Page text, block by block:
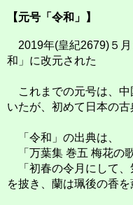
【元号「令和」】
2019年(皇紀2679)５月
和」に改元された
これまでの元号は、中
いたが、初めて日本の
「令和」の出典は、
「万葉集 巻五 梅花の
「初春の令月にして、
を披き、蘭は珮後の香